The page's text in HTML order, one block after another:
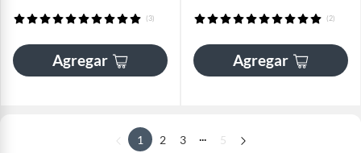
(3)
Agregar
(2)
Agregar
1 2 3 5